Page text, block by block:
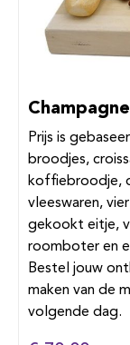
Prijs is
broodjes,
koffiebroodje,
vleeswaren,
gekookt eitje,
roomboter en
Bestel jouw
maken van de
volgende dag.